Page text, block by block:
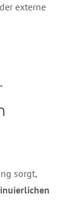
externe
sorgt,